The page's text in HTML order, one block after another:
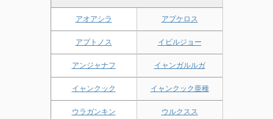
アオアシラ アプケロス
アプトノス イビルジョー
アンジャナフ イャンガルルガ
イャンクック イャンクック亜種
ウラガンキン ウルクスス